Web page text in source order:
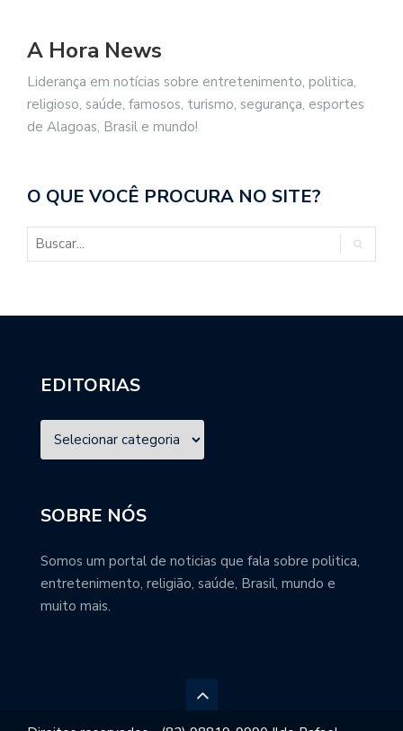
A Hora News
Liderança em notícias sobre entretenimento, politica,
religioso, saúde, famosos, turismo, segurança, esportes
de Alagoas, Brasil e mundo!
O QUE VOCÊ PROCURA NO SITE?
EDITORIAS
SOBRE NÓS
Somos um portal de noticias que fala sobre politica,
entretenimento, religião, saúde, Brasil, mundo e
muito mais.